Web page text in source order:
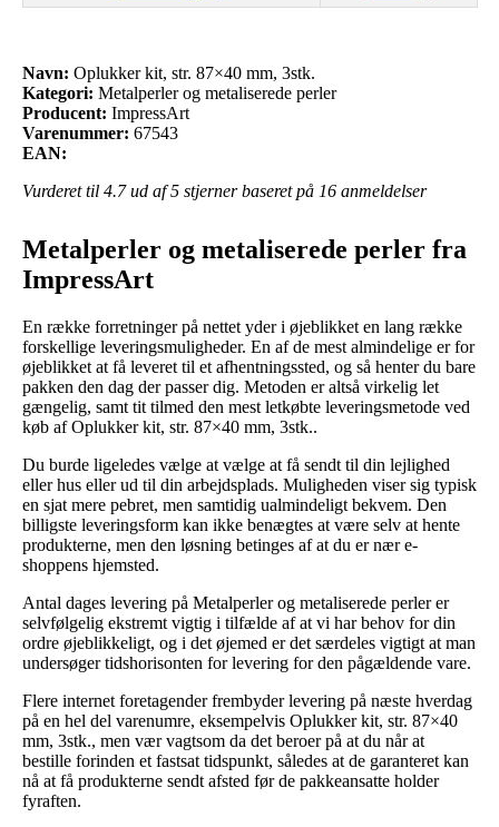
Navn: Oplukker kit, str. 87×40 mm, 3stk.
Kategori: Metalperler og metaliserede perler
Producent: ImpressArt
Varenummer: 67543
EAN:
Vurderet til 4.7ud af 5 stjerner baseret på 16 anmeldelser
Metalperler og metaliserede perler fra
ImpressArt
En række forretninger på nettet yder i øjeblikket en lang række
forskellige leveringsmuligheder. En af de mest almindelige er for
øjeblikket at få leveret til et afhentningssted, og så henter du bare
pakken den dag der passer dig. Metoden er altså virkelig let
gængelig, samt tit tilmed den mest letkøbte leveringsmetode ved
køb af Oplukker kit, str. 87×40 mm, 3stk..
Du burde ligeledes vælge at vælge at få sendt til din lejlighed
eller hus eller ud til din arbejdsplads. Muligheden viser sig typisk
en sjat mere pebret, men samtidig ualmindeligt bekvem. Den
billigste leveringsform kan ikke benægtes at være selv at hente
produkterne, men den løsning betinges af at du er nær e-
shoppens hjemsted.
Antal dages levering på Metalperler og metaliserede perler er
selvfølgelig ekstremt vigtig i tilfælde af at vi har behov for din
ordre øjeblikkeligt, og i det øjemed er det særdeles vigtigt at man
undersøger tidshorisonten for levering for den pågældende vare.
Flere internet foretagender frembyder levering på næste hverdag
på en hel del varenumre, eksempelvis Oplukker kit, str. 87×40
mm, 3stk., men vær vagtsom da det beroer på at du når at
bestille forinden et fastsat tidspunkt, således at de garanteret kan
nå at få produkterne sendt afsted før de pakkeansatte holder
fyraften.